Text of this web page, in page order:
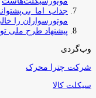
جذاب اما
موتورسواران را
پیشنهاد طرح ملی
وب‌گردی
شرکت چترا محرک
سیکلت کالا